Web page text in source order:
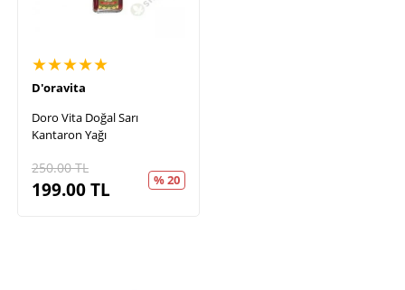
★★★★★
D'oravita
Doro Vita Doğal Sarı
Kantaron Yağı
250.00TL
199.00TL % 20